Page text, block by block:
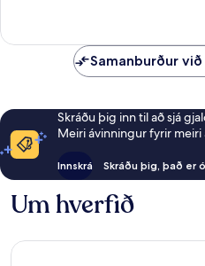
Samanburður
Skráðu þig inn til að sjá
Meiri ávinningur fyrir
Innskrá Skráðu þig, það er
Um hverfið